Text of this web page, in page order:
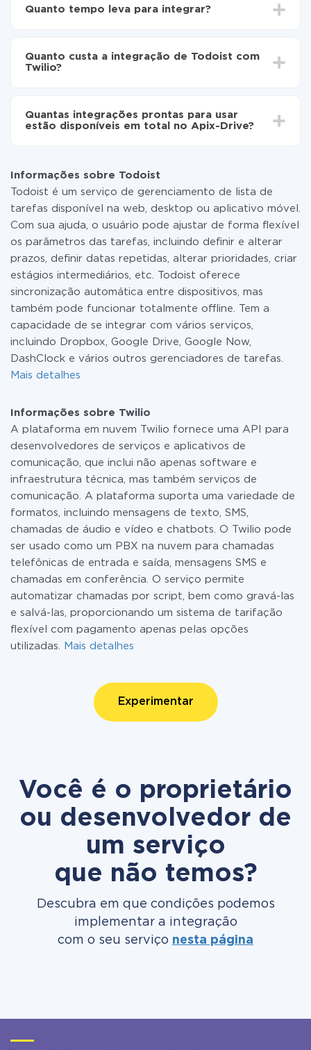
Twilio
automaticamente de Todoist para Twilio
Quanto tempo leva para integrar?
30 minutos. Em média, a configuração leva de 10 a 15
minutos.
Quanto custa a integração de Todoist com
Twilio?
as tarifas. Você paga apenas pela quantidade de
dados que é realmente transferida de um de seus
ou mudar para um de pago, se necessário. Mais
detalhes sobretarifas.
Quantas integrações prontas para usar
estão disponíveis em total no Apix-Drive?
Informações sobre Todoist
Todoist é um serviço de gerenciamento de lista de
tarefas disponível na web, desktop ou aplicativo móvel.
Com sua ajuda, o usuário pode ajustar de forma flexível
os parâmetros das tarefas, incluindo definir e alterar
prazos, definir datas repetidas, alterar prioridades, criar
estágios intermediários, etc. Todoist oferece
sincronização automática entre dispositivos, mas
também pode funcionar totalmente offline. Tem a
capacidade de se integrar com vários serviços,
incluindo Dropbox, Google Drive, Google Now,
DashClock e vários outros gerenciadores de tarefas.
Mais detalhes
Informações sobre Twilio
A plataforma em nuvem Twilio fornece uma API para
desenvolvedores de serviços e aplicativos de
comunicação, que inclui não apenas software e
infraestrutura técnica, mas também serviços de
comunicação. A plataforma suporta uma variedade de
formatos, incluindo mensagens de texto, SMS,
chamadas de áudio e vídeo e chatbots. O Twilio pode
ser usado como um PBX na nuvem para chamadas
telefônicas de entrada e saída, mensagens SMS e
chamadas em conferência. O serviço permite
automatizar chamadas por script, bem como gravá-las
e salvá-las, proporcionando um sistema de tarifação
flexível com pagamento apenas pelas opções
utilizadas.
Mais detalhes
Experimentar
Você é o proprietário
ou desenvolvedor de
um serviço
que não temos?
Descubra em que condições podemos
implementar a integração
com o seu serviço nesta página